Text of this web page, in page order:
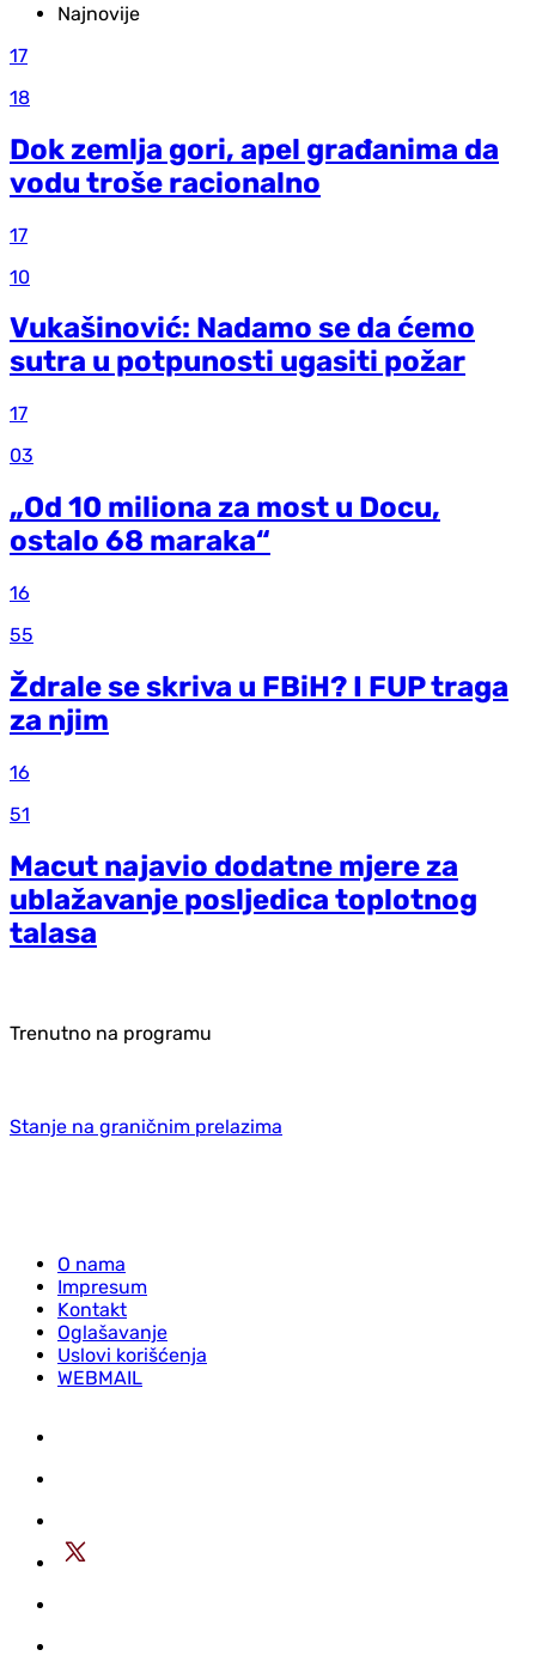
Najnovije
17
18
Dok zemlja gori, apel građanima da
vodu troše racionalno
17
10
Vukašinović: Nadamo se da ćemo
sutra u potpunosti ugasiti požar
17
03
„Od 10 miliona za most u Docu,
ostalo 68 maraka“
16
55
Ždrale se skriva u FBiH? I FUP traga
za njim
16
51
Macut najavio dodatne mjere za
ublažavanje posljedica toplotnog
talasa
Trenutno na programu
Stanje na graničnim prelazima
O nama
Impresum
Kontakt
Oglašavanje
Uslovi korišćenja
WEBMAIL